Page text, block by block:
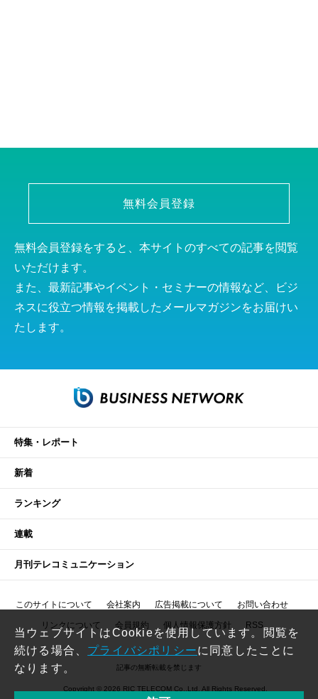
無料会員登録
無料会員登録をすると、本サイトのすべての記事を閲覧
いただけます。
また、最新記事やイベント・セミナーの情報など、ビジ
ネスに役立つ情報を掲載したメールマガジンをお届けい
たします。
特集・レポート
新着
ランキング
連載
月刊テレコミュニケーション
このサイトについて 会社案内 広告掲載について お問い合わせ
リンクについて 会員規約 個人情報保護方針 RSS
記事の無断転載を禁じます
Copyright © 2026 RIC TELECOM Co.,Ltd. All Rights Reserved.
当ウェブサイトはCookieを使用しています。閲覧を
続ける場合、 プライバシポリシーに同意したことに
なります。